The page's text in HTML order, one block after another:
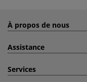
À propos de nous
Assistance
Services